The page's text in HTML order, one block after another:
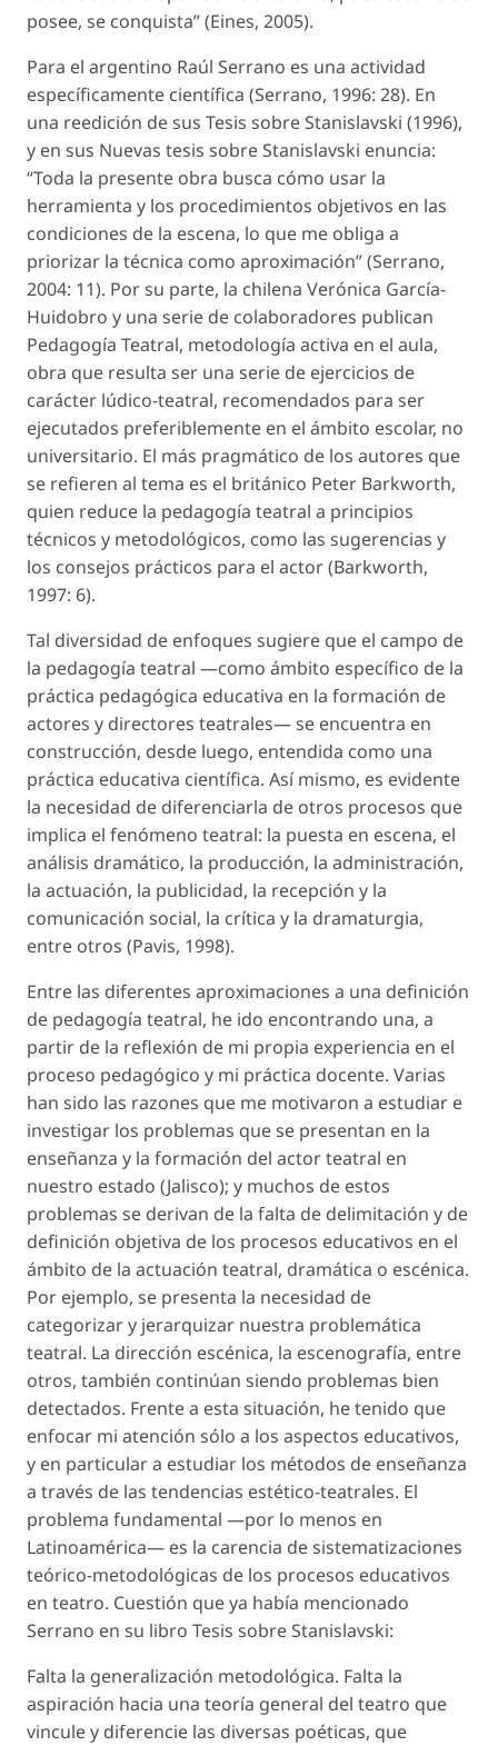
posee, se conquista” (Eines, 2005).
Para el argentino Raúl Serrano es una actividad
específicamente científica (Serrano, 1996: 28). En
una reedición de sus Tesis sobre Stanislavski (1996),
y en sus Nuevas tesis sobre Stanislavski enuncia:
“Toda la presente obra busca cómo usar la
herramienta y los procedimientos objetivos en las
condiciones de la escena, lo que me obliga a
priorizar la técnica como aproximación” (Serrano,
2004: 11). Por su parte, la chilena Verónica García-
Huidobro y una serie de colaboradores publican
Pedagogía Teatral, metodología activa en el aula,
obra que resulta ser una serie de ejercicios de
carácter lúdico-teatral, recomendados para ser
ejecutados preferiblemente en el ámbito escolar, no
universitario. El más pragmático de los autores que
se refieren al tema es el británico Peter Barkworth,
quien reduce la pedagogía teatral a principios
técnicos y metodológicos, como las sugerencias y
los consejos prácticos para el actor (Barkworth,
1997: 6).
Tal diversidad de enfoques sugiere que el campo de
la pedagogía teatral —como ámbito específico de la
práctica pedagógica educativa en la formación de
actores y directores teatrales— se encuentra en
construcción, desde luego, entendida como una
práctica educativa científica. Así mismo, es evidente
la necesidad de diferenciarla de otros procesos que
implica el fenómeno teatral: la puesta en escena, el
análisis dramático, la producción, la administración,
la actuación, la publicidad, la recepción y la
comunicación social, la crítica y la dramaturgia,
entre otros (Pavis, 1998).
Entre las diferentes aproximaciones a una definición
de pedagogía teatral, he ido encontrando una, a
partir de la reflexión de mi propia experiencia en el
proceso pedagógico y mi práctica docente. Varias
han sido las razones que me motivaron a estudiar e
investigar los problemas que se presentan en la
enseñanza y la formación del actor teatral en
nuestro estado (Jalisco); y muchos de estos
problemas se derivan de la falta de delimitación y de
definición objetiva de los procesos educativos en el
ámbito de la actuación teatral, dramática o escénica.
Por ejemplo, se presenta la necesidad de
categorizar y jerarquizar nuestra problemática
teatral. La dirección escénica, la escenografía, entre
otros, también continúan siendo problemas bien
detectados. Frente a esta situación, he tenido que
enfocar mi atención sólo a los aspectos educativos,
y en particular a estudiar los métodos de enseñanza
a través de las tendencias estético-teatrales. El
problema fundamental —por lo menos en
Latinoamérica— es la carencia de sistematizaciones
teórico-metodológicas de los procesos educativos
en teatro. Cuestión que ya había mencionado
Serrano en su libro Tesis sobre Stanislavski:
Falta la generalización metodológica. Falta la
aspiración hacia una teoría general del teatro que
vincule y diferencie las diversas poéticas, que